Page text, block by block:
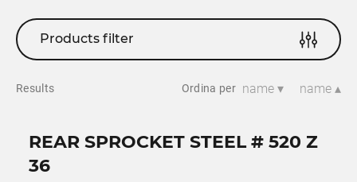
Products filter
Results Ordina per name ▾ name ▴
REAR SPROCKET STEEL # 520 Z
36